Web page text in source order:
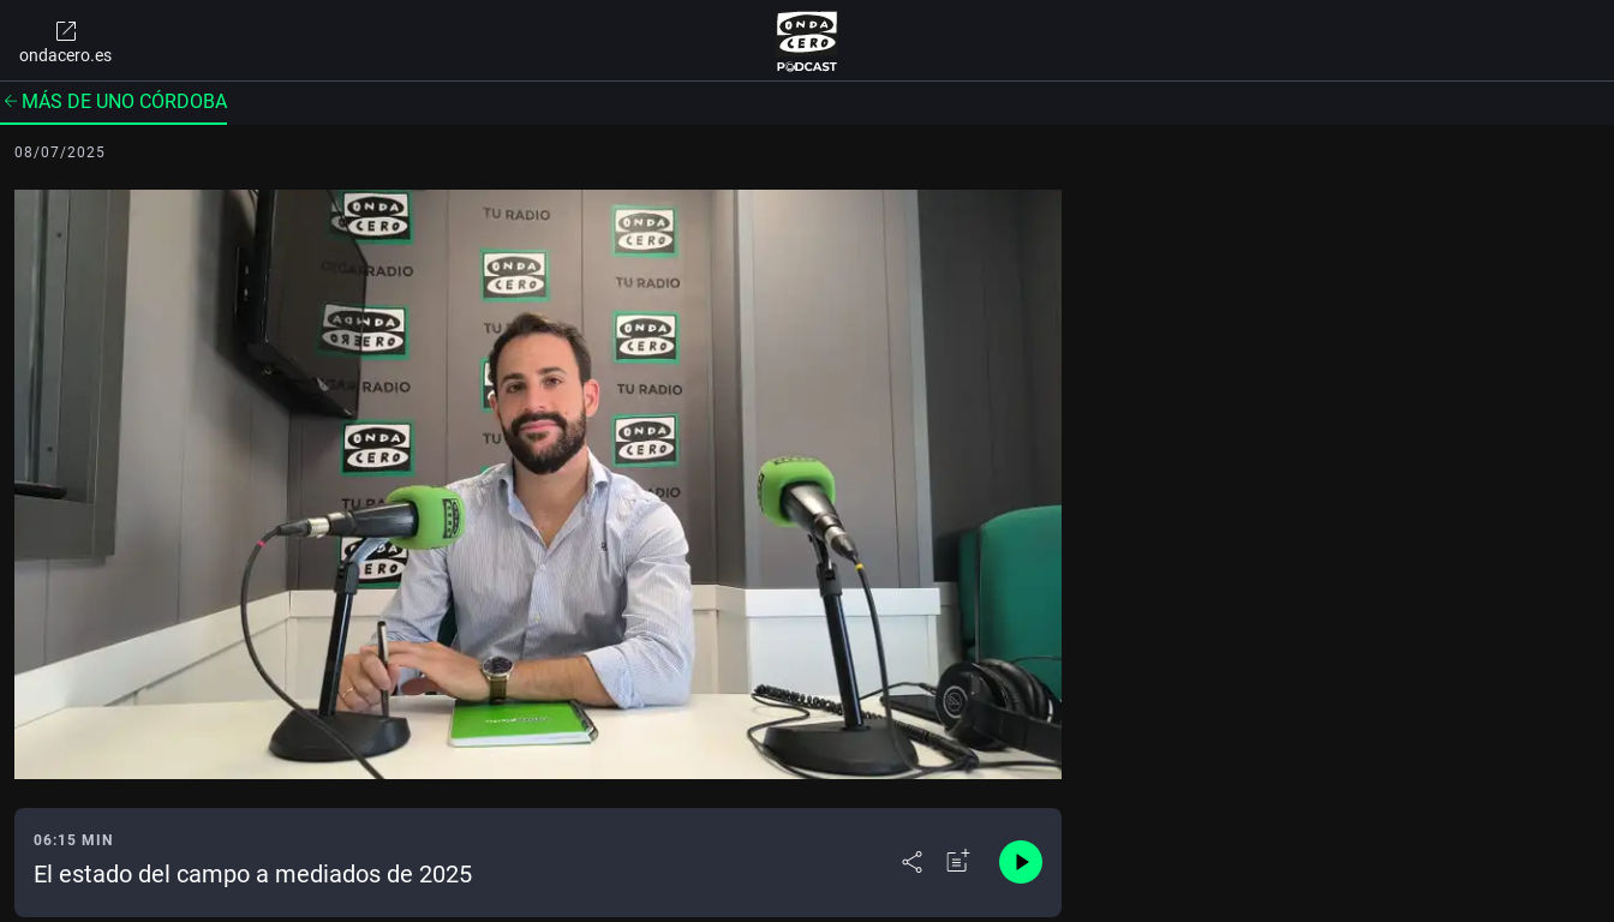
ondacero.es
MÁS DE UNO CÓRDOBA
08/07/2025
06:15 MIN
El estado del campo a mediados de 2025